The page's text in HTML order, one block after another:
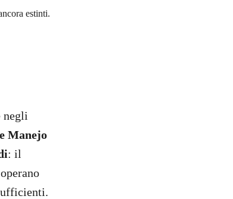
negli
Manejo
: il